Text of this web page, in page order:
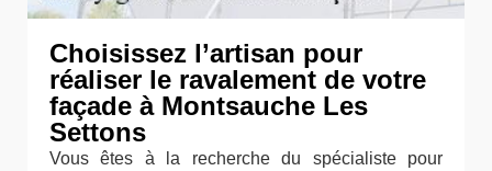
Choisissez l’artisan pour
réaliser le ravalement de votre
façade à Montsauche Les
Settons
Vous êtes à la recherche du spécialiste pour